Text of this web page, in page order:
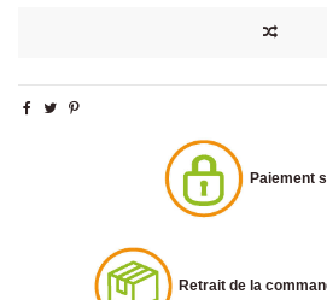
Paiement
Retrait de la